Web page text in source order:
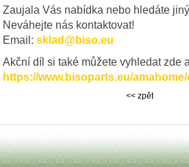
Zaujala Vás nabídka nebo hledáte
Neváhejte nás kontaktovat!
Email: sklad@biso.eu
Akční díl si také můžete vyhledat zde
https://www.bisoparts.eu/
<< zpět